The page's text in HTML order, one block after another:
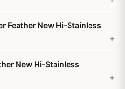
Feather New Hi-Stainless
New Hi-Stainless